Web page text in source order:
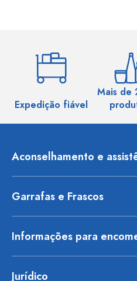
Expedição fiável
Mais de
Aconselhamento e
Garrafas e Frascos
Informações para
Jurídico